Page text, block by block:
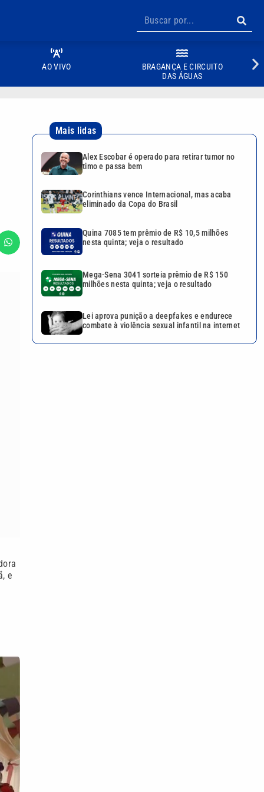
AO VIVO
BRAGANÇA E CIRCUITO
DAS ÁGUAS
e
Mais lidas
Alex Escobar é operado para retirar tumor no
timo e passa bem
Corinthians vence Internacional, mas acaba
eliminado da Copa do Brasil
Quina 7085 tem prêmio de R$ 10,5 milhões
nesta quinta; veja o resultado
Mega-Sena 3041 sorteia prêmio de R$ 150
milhões nesta quinta; veja o resultado
Lei aprova punição a deepfakes e endurece
combate à violência sexual infantil na internet